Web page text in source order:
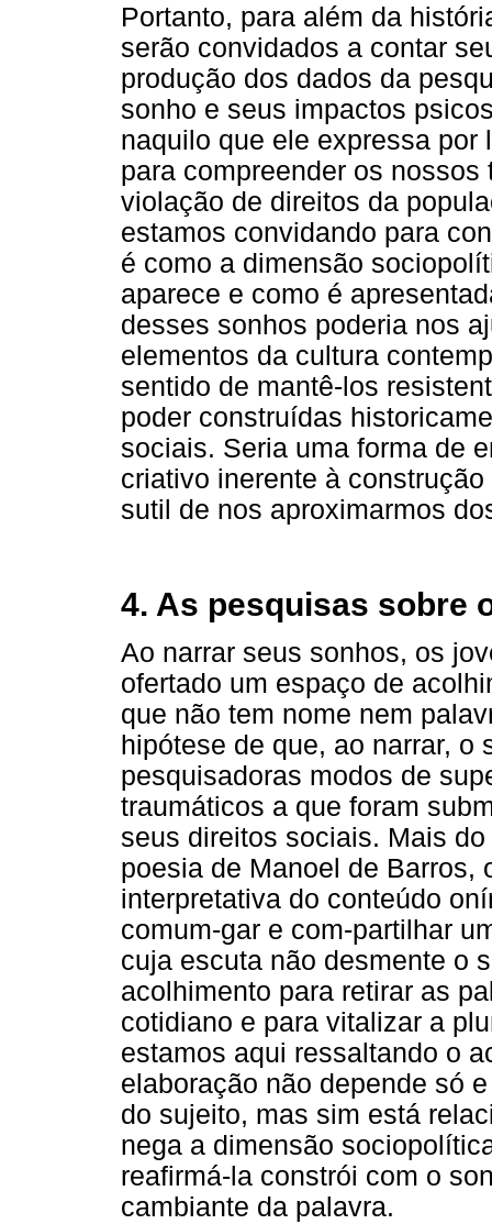
Portanto, para além da
serão convidados a contar
produção dos dados da
sonho e seus impactos
naquilo que ele expressa
para compreender os
violação de direitos da
estamos convidando para
é como a dimensão
aparece e como é
desses sonhos poderia nos
elementos da cultura
sentido de mantê-los
poder construídas
sociais. Seria uma forma de
criativo inerente à
sutil de nos aproximarmos
4. As pesquisas sobre
Ao narrar seus sonhos, os
ofertado um espaço de
que não tem nome nem
hipótese de que, ao narrar,
pesquisadoras modos de
traumáticos a que foram
seus direitos sociais. Mais
poesia de Manoel de Barros,
interpretativa do conteúdo
comum-gar e com-partilhar
cuja escuta não desmente o
acolhimento para retirar as
cotidiano e para vitalizar a
estamos aqui ressaltando o
elaboração não depende só
do sujeito, mas sim está
nega a dimensão
reafirmá-la constrói com o
cambiante da palavra.